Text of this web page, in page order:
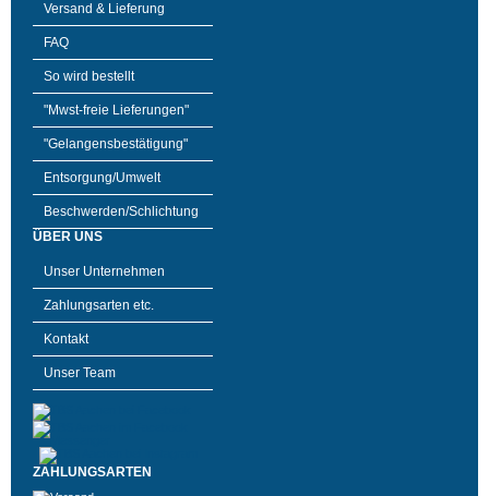
Versand & Lieferung
FAQ
So wird bestellt
"Mwst-freie Lieferungen"
"Gelangensbestätigung"
Entsorgung/Umwelt
Beschwerden/Schlichtung
ÜBER UNS
Unser Unternehmen
Zahlungsarten etc.
Kontakt
Unser Team
ZAHLUNGSARTEN